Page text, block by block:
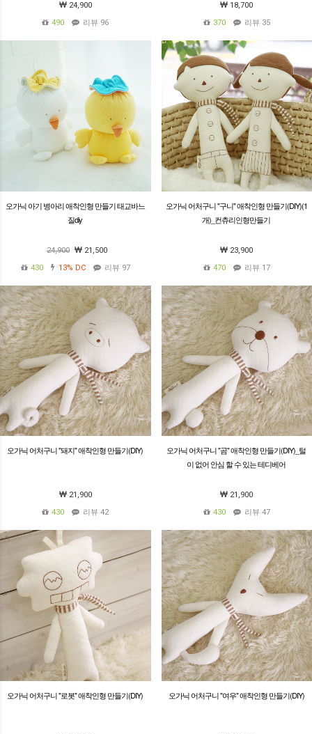
24,900
490
리뷰 96
18,700
370
리뷰 35
오가닉 아기 병아리 애착인형 만들기 태교바느
질diy
24,900
21,500
430
13% DC 리뷰 97
오가닉 어처구니 "구니" 애착인형 만들기(DIY)(1
개)_컨츄리인형만들기
23,900
470
리뷰 17
오가닉 어처구니 "돼지" 애착인형 만들기(DIY)
21,900
430
리뷰 42
오가닉 어처구니 "곰" 애착인형 만들기(DIY)_털
이 없어 안심 할 수 있는 테디베어
21,900
430
리뷰 47
오가닉 어처구니 "로봇" 애착인형 만들기(DIY) 오가닉 어처구니 "여우" 애착인형 만들기(DIY)